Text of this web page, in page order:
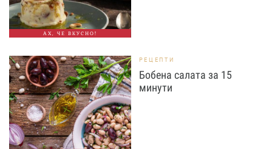
АХ, ЧЕ ВКУСНО!
РЕЦЕПТИ
Бобена салата за 15
минути